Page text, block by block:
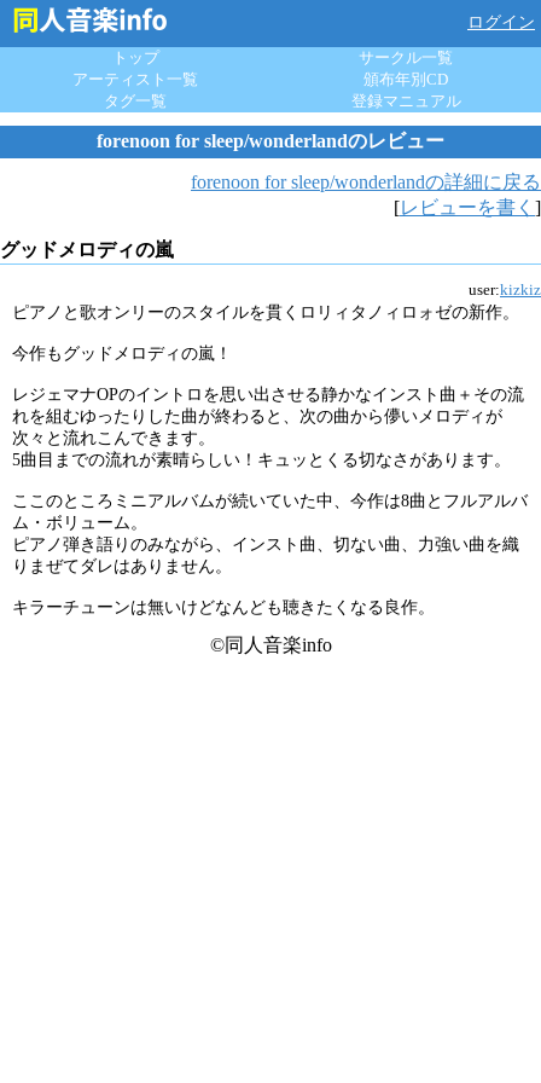
ログイン
トップ
サークル一覧
アーティスト一覧
頒布年別CD
タグ一覧
登録マニュアル
forenoon for sleep/wonderlandのレビュー
forenoon for sleep/wonderlandの詳細に戻る
[レビューを書く ]
グッドメロディの嵐
user:kizkiz
ピアノと歌オンリーのスタイルを貫くロリィタノィロォゼの新作。
今作もグッドメロディの嵐！
レジェマナOPのイントロを思い出させる静かなインスト曲＋その流
れを組むゆったりした曲が終わると、次の曲から儚いメロディが
次々と流れこんできます。
5曲目までの流れが素晴らしい！キュッとくる切なさがあります。
ここのところミニアルバムが続いていた中、今作は8曲とフルアルバ
ム・ボリューム。
ピアノ弾き語りのみながら、インスト曲、切ない曲、力強い曲を織
りまぜてダレはありません。
キラーチューンは無いけどなんども聴きたくなる良作。
©同人音楽info